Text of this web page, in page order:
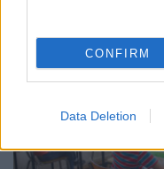
CONFIRM
Data Deletion